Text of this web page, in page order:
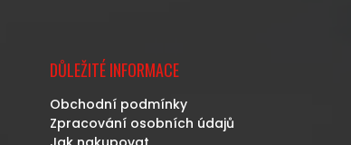
DŮLEŽITÉ INFORMACE
Obchodní podmínky
Zpracování osobních údajů